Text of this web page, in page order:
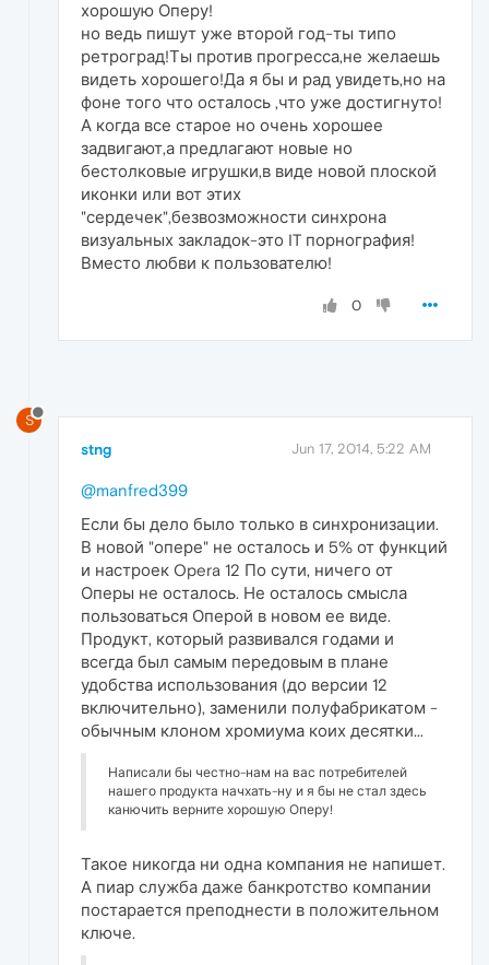
хорошую Оперу!
но ведь пишут уже второй год-ты типо
ретроград!Ты против прогресса,не желаешь
видеть хорошего!Да я бы и рад увидеть,но на
фоне того что осталось ,что уже достигнуто!
А когда все старое но очень хорошее
задвигают,а предлагают новые но
бестолковые игрушки,в виде новой плоской
иконки или вот этих
"сердечек",безвозможности синхрона
визуальных закладок-это IT порнография!
Вместо любви к пользователю!
0
S
stng Jun 17, 2014, 5:22 AM
@manfred399
Если бы дело было только в синхронизации.
В новой "опере" не осталось и 5% от функций
и настроек Opera 12 По сути, ничего от
Оперы не осталось. Не осталось смысла
пользоваться Оперой в новом ее виде.
Продукт, который развивался годами и
всегда был самым передовым в плане
удобства использования (до версии 12
включительно), заменили полуфабрикатом -
обычным клоном хромиума коих десятки...
Написали бы честно-нам на вас потребителей
нашего продукта начхать-ну и я бы не стал здесь
канючить верните хорошую Оперу!
Такое никогда ни одна компания не напишет.
А пиар служба даже банкротство компании
постарается преподнести в положительном
ключе.